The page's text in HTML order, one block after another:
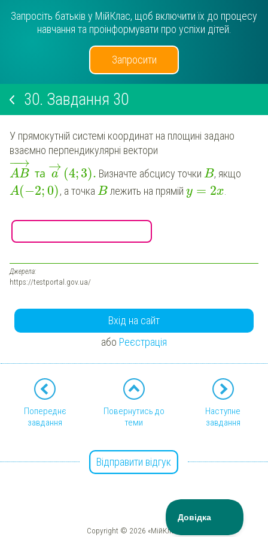
Запросіть батьків у МійКлас, щоб включити їх до процесу
навчання та проінформувати про успіхи дітей.
Запросити
30. Завдання 30
У прямокутній системі координат на площині задано
взаємно перпендикулярні вектори
AB
−→
−
та a
→ (4;3). Визначте абсцису точкиB, якщо
A(−2;0), а точка Bлежить на прямій y = 2x
Джерела:
https://testportal.gov.ua/
Вхід на сайт
або Реєстрація
Попереднє
завдання
Повернутись до
теми
Наступне
завдання
Відправити відгук
Copyright © 2026 «МійКлас»